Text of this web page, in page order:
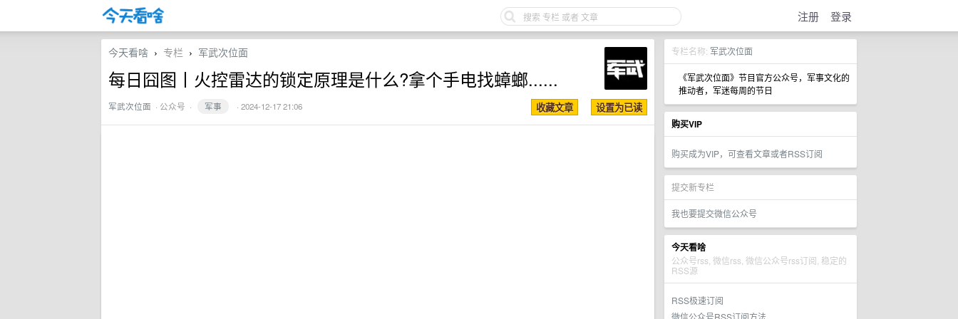
注册 登录
专栏名称: 军武次位面
《军武次位面》节目官方公众号，军事文化的
推动者，军迷每周的节日
购买VIP
购买成为VIP，可查看文章或者RSS订阅
提交新专栏
我也要提交微信公众号
今天看啥
公众号rss, 微信rss, 微信公众号rss订阅, 稳定的
RSS源
RSS极速订阅
微信公众号RSS订阅方法
今天看啥 › 专栏 › 军武次位面
每日囧图丨火控雷达的锁定原理是什么?拿个手电找蟑螂......
军武次位面 · 公众号 · 军事 · 2024-12-17 21:06